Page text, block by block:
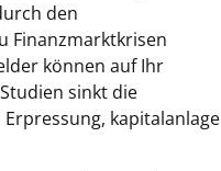
den
Finanzmarktkrisen
können auf Ihr
sinkt die
kapitalanlage